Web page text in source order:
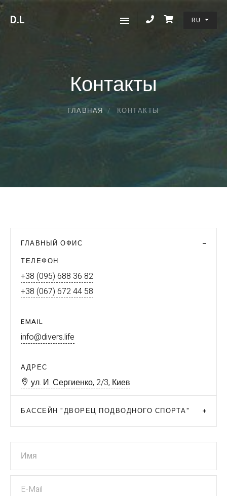
D.L RU
Контакты
ГЛАВНАЯ КОНТАКТЫ
ГЛАВНЫЙ ОФИС
ТЕЛЕФОН
+38 (095) 688 36 82
+38 (067) 672 44 58
EMAIL
info@divers.life
АДРЕС
ул. И. Сергиенко, 2/3, Киев
БАССЕЙН "ДВОРЕЦ ПОДВОДНОГО СПОРТА"
ТЕЛЕФОН
+38 (095) 688 36 82
АДРЕС
ул. И. Сергиенко, 2/3, Киев